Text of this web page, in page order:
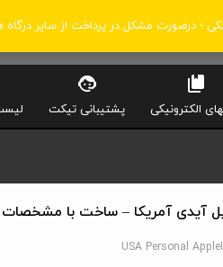
؛ درصورت مشکل در پرداخت از سایر درگاه
الکترونیکی پشتیبانی تیکت
آیدی آمریکا – ساخت با
USA Personal